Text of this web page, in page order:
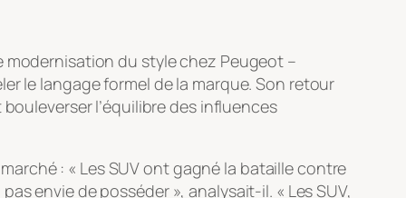
modernisation du style chez Peugeot –
le langage formel de la marque. Son retour
l’équilibre des influences
: « Les SUV ont gagné la bataille contre
pas enviede posséder », analysait-il. « Les SUV,